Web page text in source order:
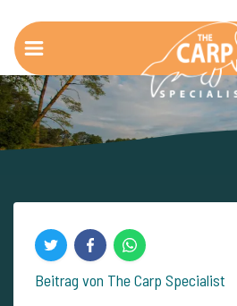
Beitrag von The Carp Specialist